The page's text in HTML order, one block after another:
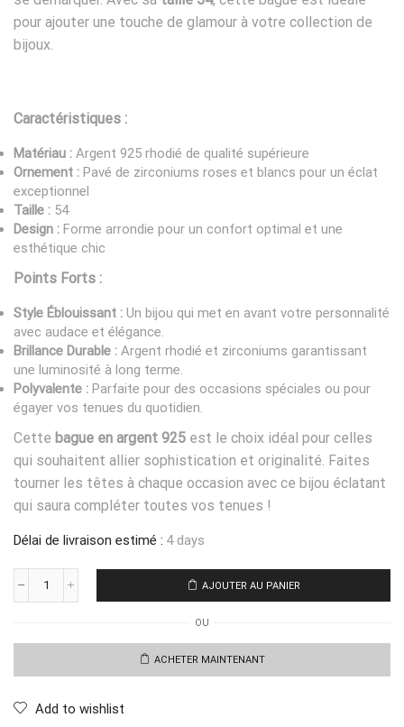
pour ajouter une touche de glamour à votre collection de
bijoux.
Caractéristiques :
Matériau : Argent 925 rhodié de qualité supérieure
Ornement : Pavé de zirconiums roses et blancs pour un éclat
exceptionnel
Taille : 54
Design : Forme arrondie pour un confort optimal et une
esthétique chic
Points Forts :
Style Éblouissant : Un bijou qui met en avant votre personnalité
avec audace et élégance.
Brillance Durable : Argent rhodié et zirconiums garantissant
une luminosité à long terme.
Polyvalente : Parfaite pour des occasions spéciales ou pour
égayer vos tenues du quotidien.
Cette bague en argent 925 est le choix idéal pour celles
qui souhaitent allier sophistication et originalité. Faites
tourner les têtes à chaque occasion avec ce bijou éclatant
qui saura compléter toutes vos tenues !
Délai de livraison estimé : 4 days
quantité
Cabochon
AJOUTER AU PANIER
OU
ACHETER MAINTENANT
Add to wishlist